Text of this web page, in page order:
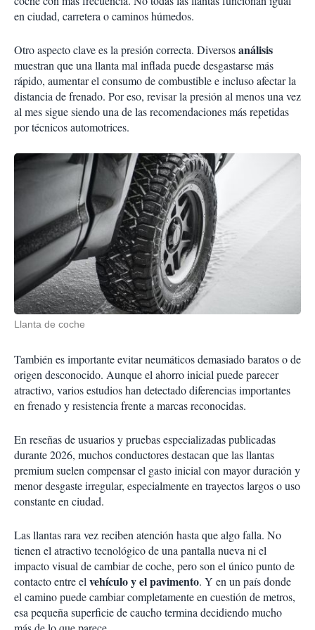
en ciudad, carretera o caminos húmedos.
Otro aspecto clave es la presión correcta. Diversosanálisis
muestran que una llanta mal inflada puede desgastarse más
rápido, aumentar el consumo de combustible e incluso afectar la
distancia de frenado. Por eso, revisar la presión al menos una vez
al mes sigue siendo una de las recomendaciones más repetidas
por técnicos automotrices.
Llanta de coche
También es importante evitar neumáticos demasiado baratos o de
origen desconocido. Aunque el ahorro inicial puede parecer
atractivo, varios estudios han detectado diferencias importantes
en frenado y resistencia frente a marcas reconocidas.
En reseñas de usuarios y pruebas especializadas publicadas
durante 2026, muchos conductores destacan que las llantas
premium suelen compensar el gasto inicial con mayor duración y
menor desgaste irregular, especialmente en trayectos largos o uso
constante en ciudad.
Las llantas rara vez reciben atención hasta que algo falla. No
tienen el atractivo tecnológico de una pantalla nueva ni el
impacto visual de cambiar de coche, pero son el único punto de
contacto entre elvehículo y el pavimento. Y en un país donde
el camino puede cambiar completamente en cuestión de metros,
esa pequeña superficie de caucho termina decidiendo mucho